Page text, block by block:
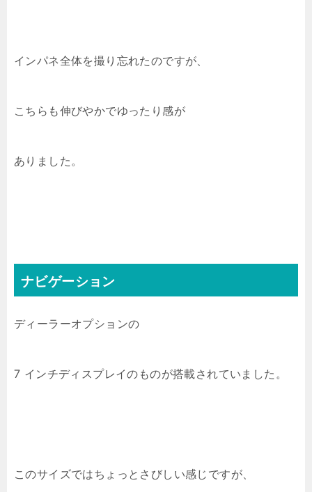
インパネ全体を撮り忘れたのですが、
こちらも伸びやかでゆったり感が
ありました。
ナビゲーション
ディーラーオプションの
7 インチディスプレイのものが搭載されていました。
このサイズではちょっとさびしい感じですが、